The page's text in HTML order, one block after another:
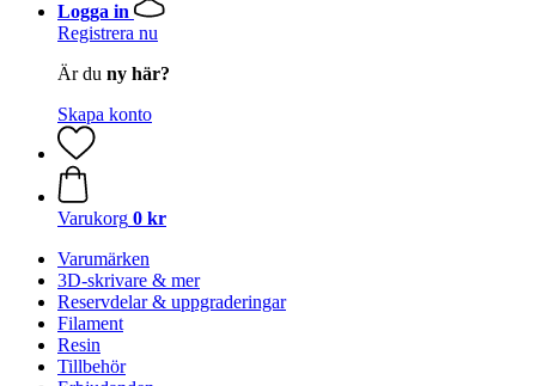
Logga in
Registrera nu
Är du ny här?
Skapa konto
Varukorg 0 kr
Varumärken
3D-skrivare & mer
Reservdelar & uppgraderingar
Filament
Resin
Tillbehör